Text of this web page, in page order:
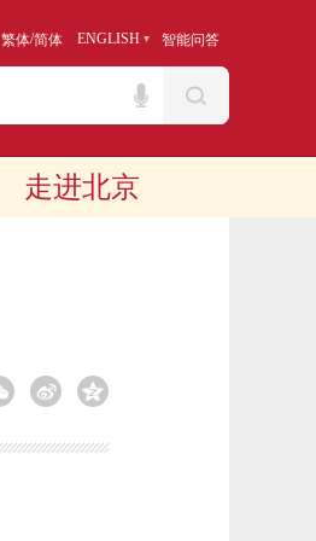
繁体/简体 ENGLISH 智能问答
走进北京